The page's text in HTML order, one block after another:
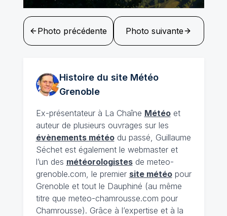
Photo précédente Photo suivante
Histoire du site Météo
Grenoble
Ex-présentateur à La Chaîne Météoet
auteur de plusieurs ouvrages sur les
évènements météodu passé, Guillaume
Séchet est également le webmaster et
l’un des météorologistesde meteo-
grenoble.com, le premier site météopour
Grenoble et tout le Dauphiné (au même
titre que meteo-chamrousse.com pour
Chamrousse). Grâce à l’expertise et à la